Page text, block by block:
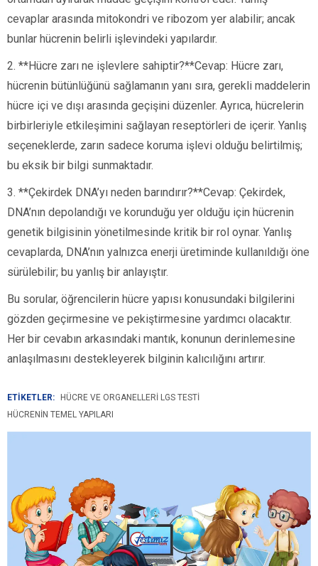
cevaplar arasında mitokondri ve ribozom yer alabilir; ancak
bunlar hücrenin belirli işlevindeki yapılardır.
2. **Hücre zarı ne işlevlere sahiptir?**Cevap: Hücre zarı,
hücrenin bütünlüğünü sağlamanın yanı sıra, gerekli maddelerin
hücre içi ve dışı arasında geçişini düzenler. Ayrıca, hücrelerin
birbirleriyle etkileşimini sağlayan reseptörleri de içerir. Yanlış
seçeneklerde, zarın sadece koruma işlevi olduğu belirtilmiş;
bu eksik bir bilgi sunmaktadır.
3. **Çekirdek DNA’yı neden barındırır?**Cevap: Çekirdek,
DNA’nın depolandığı ve korunduğu yer olduğu için hücrenin
genetik bilgisinin yönetilmesinde kritik bir rol oynar. Yanlış
cevaplarda, DNA’nın yalnızca enerji üretiminde kullanıldığı öne
sürülebilir; bu yanlış bir anlayıştır.
Bu sorular, öğrencilerin hücre yapısı konusundaki bilgilerini
gözden geçirmesine ve pekiştirmesine yardımcı olacaktır.
Her bir cevabın arkasındaki mantık, konunun derinlemesine
anlaşılmasını destekleyerek bilginin kalıcılığını artırır.
ETİKETLER:
HÜCRE VE ORGANELLERI LGS TESTI
HÜCRENIN TEMEL YAPILARI